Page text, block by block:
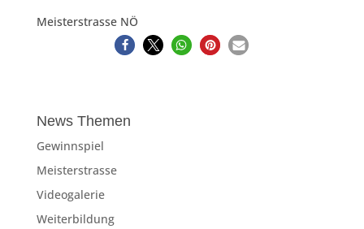
Meisterstrasse NÖ
News Themen
Gewinnspiel
Meisterstrasse
Videogalerie
Weiterbildung